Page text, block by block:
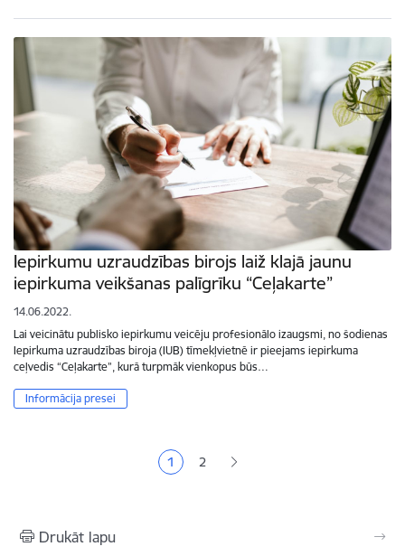
Iepirkumu uzraudzības birojs laiž klajā jaunu
iepirkuma veikšanas palīgrīku “Ceļakarte”
14.06.2022.
Lai veicinātu publisko iepirkumu veicēju profesionālo izaugsmi, no šodienas
Iepirkuma uzraudzības biroja (IUB) tīmekļvietnē ir pieejams iepirkuma
ceļvedis “Ceļakarte”, kurā turpmāk vienkopus būs…
Informācija presei
Pašreizējā lapa
1 Lapa
2
Drukāt lapu